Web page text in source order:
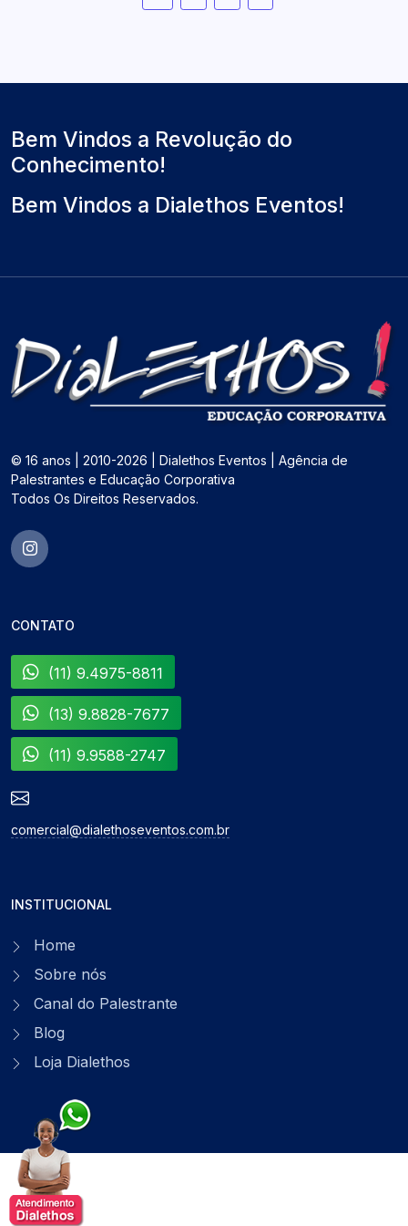
Bem Vindos a Revolução do
Conhecimento!
Bem Vindos a Dialethos Eventos!
© 16 anos | 2010-2026 | Dialethos Eventos | Agência de
Palestrantes e Educação Corporativa
Todos Os Direitos Reservados.
CONTATO
(11) 9.4975-8811
(13) 9.8828-7677
(11) 9.9588-2747
comercial@dialethoseventos.com.br
INSTITUCIONAL
Home
Sobre nós
Canal do Palestrante
Blog
Loja Dialethos